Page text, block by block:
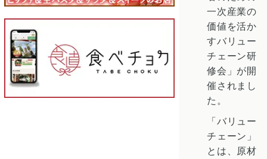
一次産業の
価値を活か
すバリュー
チェーン研
修会」が開
催されまし
た。
「バリュー
チェーン」
とは、原材